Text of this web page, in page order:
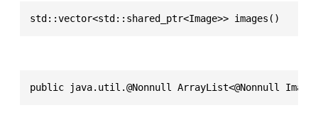
std::vector<std::shared_ptr<Image>> images()
public java.util.@Nonnull ArrayList<@Nonnull